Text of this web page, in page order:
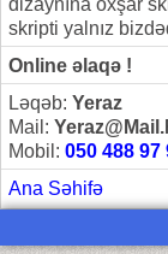
dizaynına oxşar
skripti yalnız
Online əlaqə !
Ləqəb: Yeraz
Mail:
Mobil: 050 488 97
Ana Səhifə